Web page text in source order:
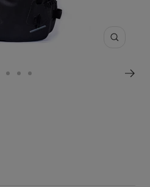
Zoom